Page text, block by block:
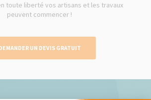
toute liberté vos artisans et les travaux
peuvent commencer !
UN DEVIS GRATUIT